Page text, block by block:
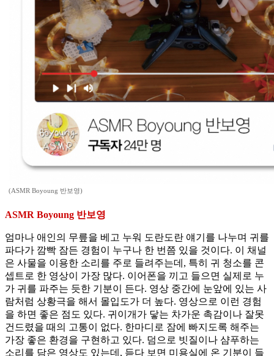
(ASMR Boyoung 반보영)
ASMR Boyoung 반보영
엄마나 애인의 무릎을 베고 누워 도란도란 얘기를 나누며 귀를
파다가 깜빡 잠든 경험이 누구나 한 번쯤 있을 것이다. 이 채널
은 사물을 이용한 소리를 주로 들려주는데, 특히 귀 청소를 콘
셉트로 한 영상이 가장 많다. 이어폰을 끼고 들으면 실제로 누
가 귀를 파주는 듯한 기분이 든다. 영상 중간에 눈앞에 있는 사
람처럼 상황극을 해서 몰입도가 더 높다. 영상으로 이런 경험
을 하면 좋은 점도 있다. 귀이개가 닿는 차가운 촉감이나 잘못
건드렸을 때의 고통이 없다. 한마디로 잠에 빠지도록 해주는
가장 좋은 환경을 구현하고 있다. 덤으로 빗질이나 샴푸하는
소리를 담은 영상도 있는데, 듣다 보면 미용실에 온 기분이 들